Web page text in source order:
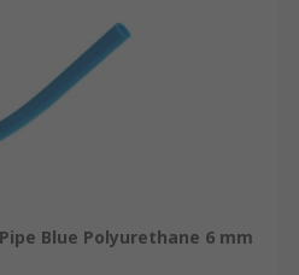
Blue Polyurethane 6 mm